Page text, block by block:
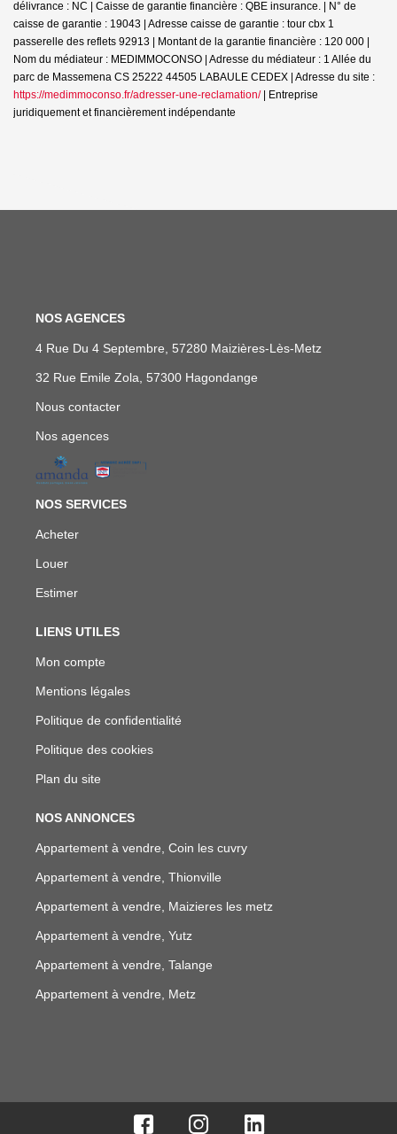
délivrance : NC | Caisse de garantie financière : QBE insurance. | N° de
caisse de garantie : 19043 | Adresse caisse de garantie : tour cbx 1
passerelle des reflets 92913 | Montant de la garantie financière : 120 000 |
Nom du médiateur : MEDIMMOCONSO | Adresse du médiateur : 1 Allée du
parc de Massemena CS 25222 44505 LABAULE CEDEX | Adresse du site :
https://medimmoconso.fr/adresser-une-reclamation/| Entreprise
juridiquement et financièrement indépendante
NOS AGENCES
4 Rue Du 4 Septembre, 57280 Maizières-Lès-Metz
32 Rue Emile Zola, 57300 Hagondange
Nous contacter
Nos agences
NOS SERVICES
Acheter
Louer
Estimer
LIENS UTILES
Mon compte
Mentions légales
Politique de confidentialité
Politique des cookies
Plan du site
NOS ANNONCES
Appartement à vendre, Coin les cuvry
Appartement à vendre, Thionville
Appartement à vendre, Maizieres les metz
Appartement à vendre, Yutz
Appartement à vendre, Talange
Appartement à vendre, Metz